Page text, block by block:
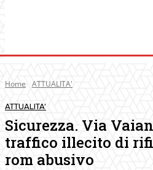
Home ATTUALITA'
ATTUALITA'
Sicurezza. Via
traffico illecito di
rom abusivo